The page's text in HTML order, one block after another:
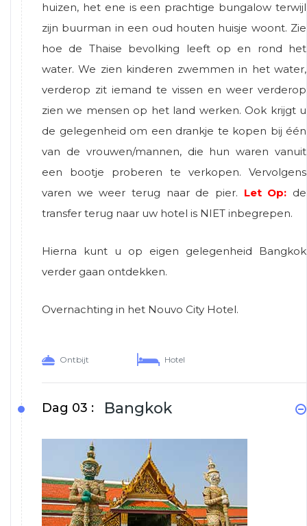
huizen, het ene is een prachtige bungalow terwijl
zijn buurman in een oud houten huisje woont. Zie
hoe de Thaise bevolking leeft op en rond het
water. We zien kinderen zwemmen in het water,
verderop zit iemand te vissen en weer verderop
zien we mensen op het land werken. Ook krijgt u
de gelegenheid om een drankje te kopen bij één
van de vrouwen/mannen, die hun waren vanuit
een bootje proberen te verkopen. Vervolgens
varen we weer terug naar de pier. Let Op: de
transfer terug naar uw hotel is NIET inbegrepen.
Hierna kunt u op eigen gelegenheid Bangkok
verder gaan ontdekken.
Overnachting in het Nouvo City Hotel.
Ontbijt Hotel
Dag 03 : Bangkok